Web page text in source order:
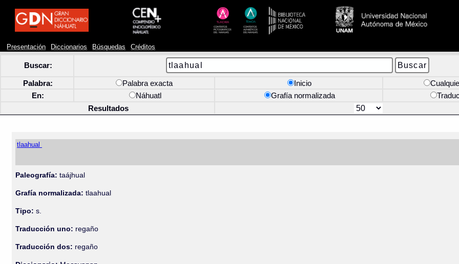
Presentación Diccionarios Búsquedas Créditos
Buscar:
Palabra: Palabra exacta Inicio
En:
Náhuatl Grafía normalizada
Resultados
tlaahual
Paleografía: taájhual
Grafía normalizada: tlaahual
Tipo: s.
Traducción uno: regaño
Traducción dos: regaño